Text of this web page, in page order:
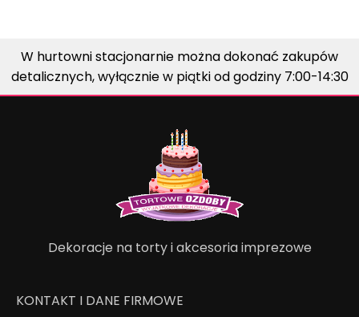
W hurtowni stacjonarnie można dokonać zakupów
detalicznych, wyłącznie w piątki od godziny 7:00-14:30
Dekoracje na torty i akcesoria imprezowe
KONTAKT I DANE FIRMOWE